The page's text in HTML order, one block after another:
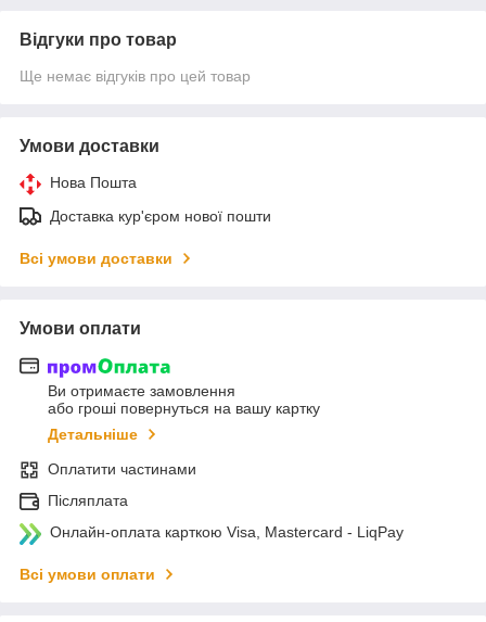
Відгуки про товар
Ще немає відгуків про цей товар
Умови доставки
Нова Пошта
Доставка кур'єром нової пошти
Всі умови доставки
Умови оплати
Ви отримаєте замовлення
або гроші повернуться на вашу картку
Детальніше
Оплатити частинами
Післяплата
Онлайн-оплата карткою Visa, Mastercard - LiqPay
Всі умови оплати